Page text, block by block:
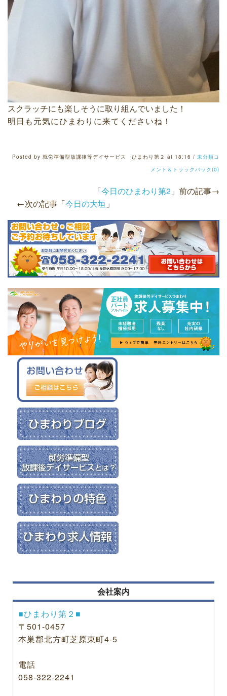
スクラッチにも楽しそうに取り組んでいました！
明日も元気にひまわりに来てくださいね！
Posted by 就労準備型放課後等デイサービス ひまわり第２ at 18:16 / 未分類コ
メント＆トラックバック(0)
「今日のひまわり第2 」前の記事→
←次の記事「今日の大垣 」
会社案内
■ひまわり第２■
〒501-0457
本巣郡北方町芝原東町4-5
電話
058-322-2241